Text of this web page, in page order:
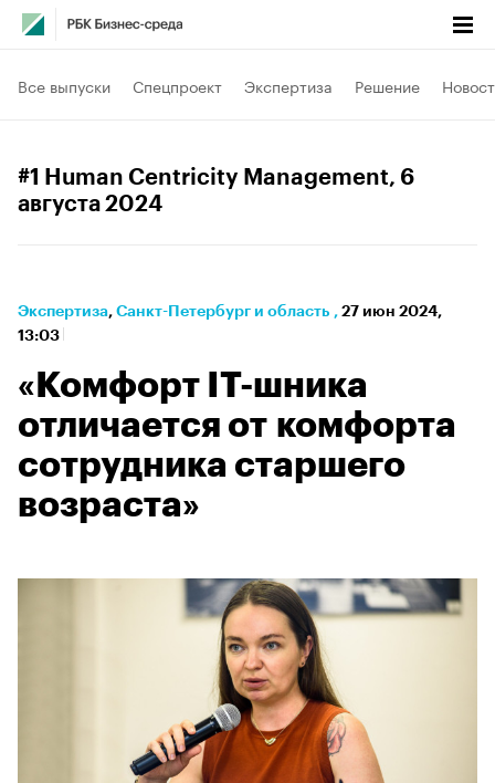
Все выпуски Спецпроект Экспертиза Решение
#1 Human Centricity Management, 6
августа 2024
Экспертиза⁠, Санкт-Петербург и область , 27 июн 2024,
13:03
«Комфорт IT-шника
отличается от комфорта
сотрудника старшего
возраста»